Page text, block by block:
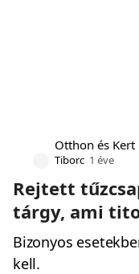
Otthon és Kert
Tiborc 1 éve
Rejtett
tárgy, ami
Bizonyos
kell.